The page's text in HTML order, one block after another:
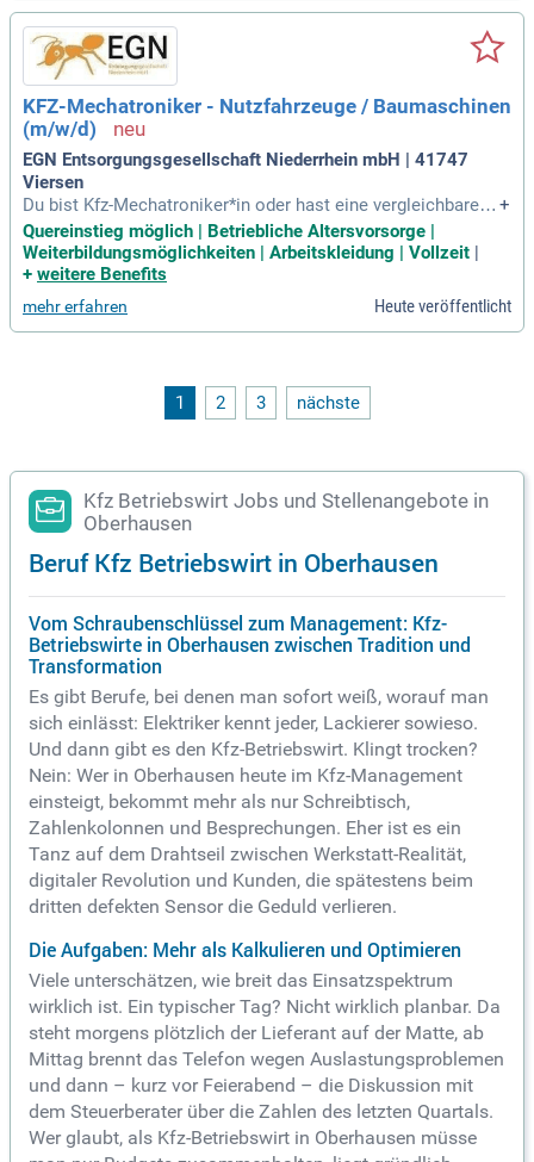
KFZ-Mechatroniker - Nutzfahrzeuge / Baumaschinen
(m/w/d)
EGN Entsorgungsgesellschaft Niederrhein mbH | 41747
Viersen
Du bist Kfz-Mechatroniker*in oder hast eine vergleichbare Q
ualifikation, etwa als Land- und Baumaschinenmechatronike
r*in? Auch motivierte Quereinsteiger*innen sind bei uns will
kommen! Praktische Erfahrung ist nicht zwingend erforderli
erständnis und handwerkliches Geschick mit, ein Führersch
ein der Klasse C oder CE ist von Vorteil. Teamarbeit und ein
öhungen und Sonderzahlungen für eine strukturierte, gewiss
enhafte Arbeitsweise.
+
Quereinstieg möglich | Betriebliche Altersvorsorge |
Weiterbildungsmöglichkeiten | Arbeitskleidung | Vollzeit
+ weitere Benefits
mehr erfahren Heute veröffentlicht
1 2 3 nächste
Kfz Betriebswirt Jobs und Stellenangebote in
Oberhausen
Beruf Kfz Betriebswirt in Oberhausen
Vom Schraubenschlüssel zum Management: Kfz-
Betriebswirte in Oberhausen zwischen Tradition und
Transformation
Es gibt Berufe, bei denen man sofort weiß, worauf man
sich einlässt: Elektriker kennt jeder, Lackierer sowieso.
Und dann gibt es den Kfz-Betriebswirt. Klingt trocken?
Nein: Wer in Oberhausen heute im Kfz-Management
einsteigt, bekommt mehr als nur Schreibtisch,
Zahlenkolonnen und Besprechungen. Eher ist es ein
Tanz auf dem Drahtseil zwischen Werkstatt-Realität,
digitaler Revolution und Kunden, die spätestens beim
dritten defekten Sensor die Geduld verlieren.
Die Aufgaben: Mehr als Kalkulieren und Optimieren
Viele unterschätzen, wie breit das Einsatzspektrum
wirklich ist. Ein typischer Tag? Nicht wirklich planbar. Da
steht morgens plötzlich der Lieferant auf der Matte, ab
Mittag brennt das Telefon wegen Auslastungsproblemen
und dann – kurz vor Feierabend – die Diskussion mit
dem Steuerberater über die Zahlen des letzten Quartals.
Wer glaubt, als Kfz-Betriebswirt in Oberhausen müsse